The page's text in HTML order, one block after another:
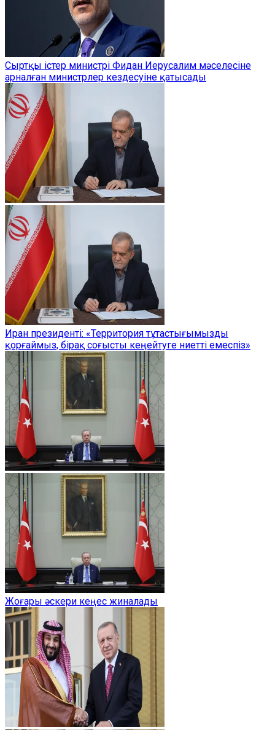
Сыртқы істер министрі Фидан Иерусалим мәселесіне
арналған министрлер кездесуіне қатысады
Иран президенті: «Территория тұтастығымызды
қорғаймыз, бірақ соғысты кеңейтуге ниетті емеспіз»
Жоғары әскери кеңес жиналады